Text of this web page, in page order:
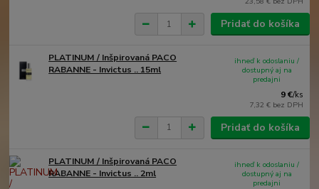
Pridať do košíka
PLATINUM / Inšpirovaná PACO
RABANNE - Invictus .. 15ml
9 €/ks
7,32 € bez DPH
ihneď k odoslaniu /
dostupný aj na
predajni
Pridať do košíka
PLATINUM / Inšpirovaná PACO
RABANNE - Invictus .. 2ml
ihneď k odoslaniu /
dostupný aj na
predajni